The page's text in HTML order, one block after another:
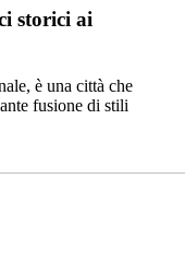
storici ai
è una città che
fusione di stili